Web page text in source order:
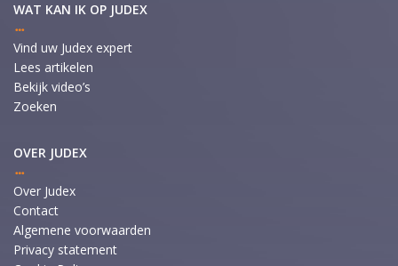
WAT KAN IK OP JUDEX
Vind uw Judex expert
Lees artikelen
Bekijk video’s
Zoeken
OVER JUDEX
Over Judex
Contact
Algemene voorwaarden
Privacy statement